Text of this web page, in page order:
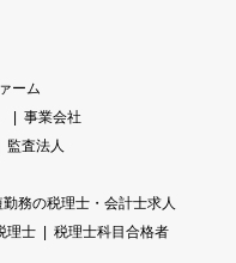
ーム
事業会社
監査法人
務の税理士・会計士求人
理士
税理士科目合格者